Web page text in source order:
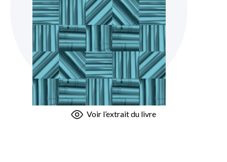
Voir l’extrait du livre